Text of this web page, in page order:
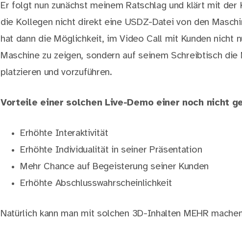
Er folgt nun zunächst meinem Ratschlag und klärt mit
die Kollegen nicht direkt eine USDZ-Datei von den
hat dann die Möglichkeit, im Video Call mit Kunden nicht
Maschine zu zeigen, sondern auf seinem Schreibtisch die
platzieren und vorzuführen.
Vorteile einer solchen Live-Demo einer noch nicht
Erhöhte Interaktivität
Erhöhte Individualität in seiner Präsentation
Mehr Chance auf Begeisterung seiner Kunden
Erhöhte Abschlusswahrscheinlichkeit
Natürlich kann man mit solchen 3D-Inhalten MEHR